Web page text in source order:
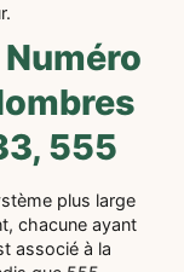
Numéro
555
plus large
chacune ayant
associé à la